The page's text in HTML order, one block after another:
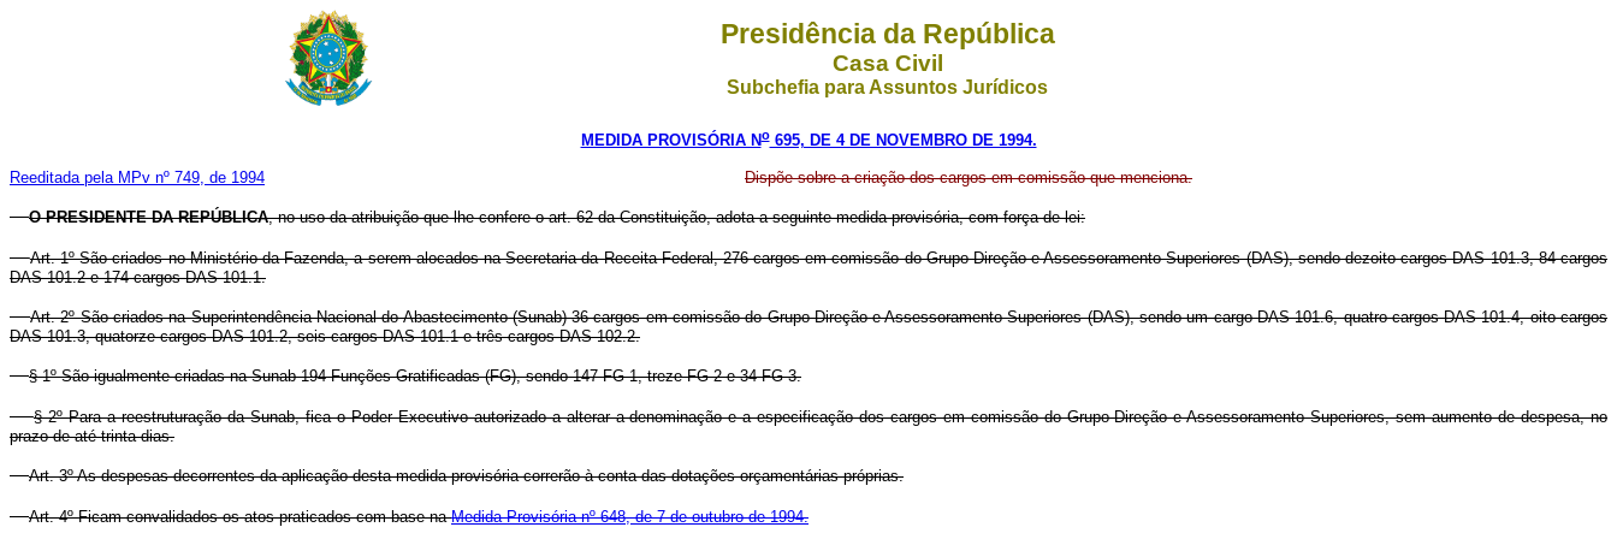
Presidência da República
Casa Civil
Subchefia para Assuntos Jurídicos
MEDIDA PROVISÓRIA No695, DE 4 DE NOVEMBRO DE 1994.
Reeditada pela MPv nº 749, de 1994 Dispõe sobre a criação dos cargos em comissão que menciona.
O PRESIDENTE DA REPÚBLICA, no uso da atribuição que lhe confere o art. 62 da Constituição, adota a seguinte medida provisória, com força de lei:
Art. 1º São criados no Ministério da Fazenda, a serem alocados na Secretaria da Receita Federal, 276 cargos em comissão do Grupo-Direção e Assessoramento Superiores (DAS), sendo dezoito cargos DAS 101.3, 84 cargos
DAS 101.2 e 174 cargos DAS 101.1.
Art. 2º São criados na Superintendência Nacional do Abastecimento (Sunab) 36 cargos em comissão do Grupo-Direção e Assessoramento Superiores (DAS), sendo um cargo DAS 101.6, quatro cargos DAS 101.4, oito cargos
DAS 101.3, quatorze cargos DAS 101.2, seis cargos DAS 101.1 e três cargos DAS 102.2.
§ 1º São igualmente criadas na Sunab 194 Funções Gratificadas (FG), sendo 147 FG-1, treze FG-2 e 34 FG-3.
§ 2º Para a reestruturação da Sunab, fica o Poder Executivo autorizado a alterar a denominação e a especificação dos cargos em comissão do Grupo-Direção e Assessoramento Superiores, sem aumento de despesa, no
prazo de até trinta dias.
Art. 3º As despesas decorrentes da aplicação desta medida provisória correrão à conta das dotações orçamentárias próprias.
Art. 4º Ficam convalidados os atos praticados com base naMedida Provisória nº 648, de 7 de outubro de 1994.